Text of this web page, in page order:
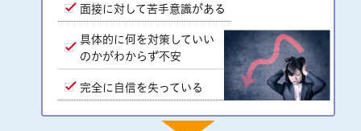
面接に対して苦手意識がある
具体的に何を対策していい
のかがわからず不安
完全に自信を失っている